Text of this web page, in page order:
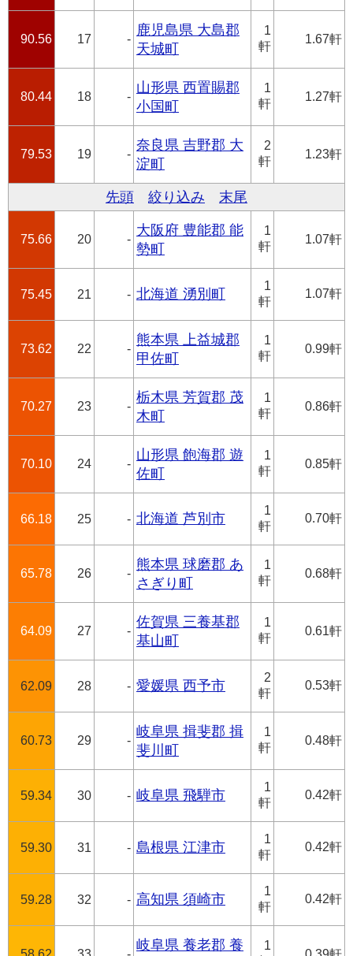
90.56 17 -
鹿児島県 大島郡
天城町
1
軒
1.67軒
80.44 18 -
山形県 西置賜郡
小国町
1
軒
1.27軒
79.53 19 -
奈良県 吉野郡 大
淀町
2
軒
1.23軒
先頭 絞り込み 末尾
75.66 20 -
大阪府 豊能郡 能
勢町
1
軒
1.07軒
75.45 21 - 北海道 湧別町
1
軒
1.07軒
73.62 22 -
熊本県 上益城郡
甲佐町
1
軒
0.99軒
70.27 23 -
栃木県 芳賀郡 茂
木町
1
軒
0.86軒
70.10 24 -
山形県 飽海郡 遊
佐町
1
軒
0.85軒
66.18 25 - 北海道 芦別市
1
軒
0.70軒
65.78 26 -
熊本県 球磨郡 あ
さぎり町
1
軒
0.68軒
64.09 27 -
佐賀県 三養基郡
基山町
1
軒
0.61軒
62.09 28 - 愛媛県 西予市
2
軒
0.53軒
60.73 29 -
岐阜県 揖斐郡 揖
斐川町
1
軒
0.48軒
59.34 30 - 岐阜県 飛騨市
1
軒
0.42軒
59.30 31 - 島根県 江津市
1
軒
0.42軒
59.28 32 - 高知県 須崎市
1
軒
0.42軒
岐阜県 養老郡 養
1